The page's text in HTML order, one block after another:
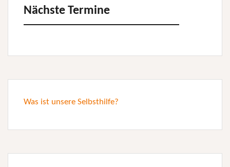
Nächste Termine
Was ist unsere Selbsthilfe?